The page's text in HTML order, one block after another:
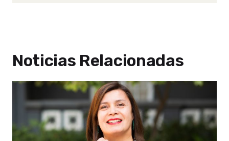
Noticias Relacionadas